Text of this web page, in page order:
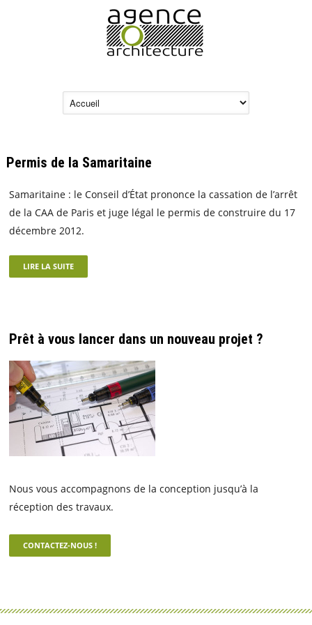
Permis de la Samaritaine
Samaritaine : le Conseil d’État prononce la cassation de l’arrêt
de la CAA de Paris et juge légal le permis de construire du 17
décembre 2012.
LIRE LA SUITE
Prêt à vous lancer dans un nouveau projet ?
Nous vous accompagnons de la conception jusqu’à la
réception des travaux.
CONTACTEZ-NOUS !